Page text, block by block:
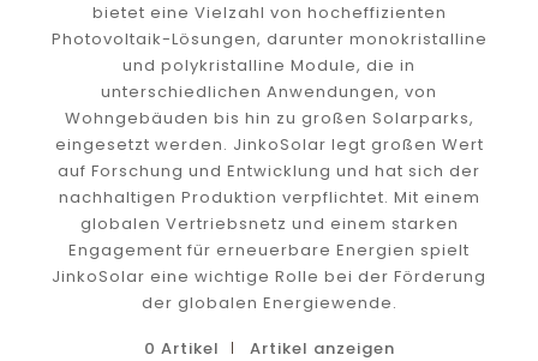
bietet eine Vielzahl von hocheffizienten
Photovoltaik-Lösungen, darunter monokristalline
und polykristalline Module, die in
unterschiedlichen Anwendungen, von
Wohngebäuden bis hin zu großen Solarparks,
eingesetzt werden. JinkoSolar legt großen Wert
auf Forschung und Entwicklung und hat sich der
nachhaltigen Produktion verpflichtet. Mit einem
globalen Vertriebsnetz und einem starken
Engagement für erneuerbare Energien spielt
JinkoSolar eine wichtige Rolle bei der Förderung
der globalen Energiewende.
0 Artikel
Artikel anzeigen